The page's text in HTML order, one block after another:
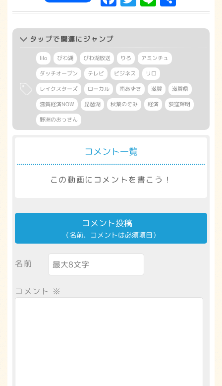
有
タップで関連にジャンプ
lilo びわ湖 びわ湖放送 りろ
アミンチュ
ダッチオープン
テレビ ビジネス
リロ
レイクスターズ
ローカル 南あずさ 滋賀
滋賀県
滋賀経済NOW
琵琶湖 秋葉のぞみ 経済
荻窪輝明
野洲のおっさん
コメント一覧
この動画にコメントを書こう！
コメント投稿
（名前、コメントは必須項目）
名前
コメント ※